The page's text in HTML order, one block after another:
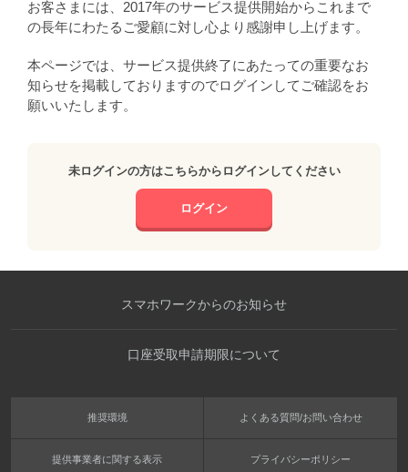
お客さまには、2017年のサービス提供開始からこれまで
の長年にわたるご愛顧に対し心より感謝申し上げます。
本ページでは、サービス提供終了にあたっての重要なお
知らせを掲載しておりますのでログインしてご確認をお
願いいたします。
未ログインの方はこちらからログインしてください
ログイン
スマホワークからのお知らせ
口座受取申請期限について
推奨環境 よくある質問/お問い合わせ
提供事業者に関する表示 プライバシーポリシー